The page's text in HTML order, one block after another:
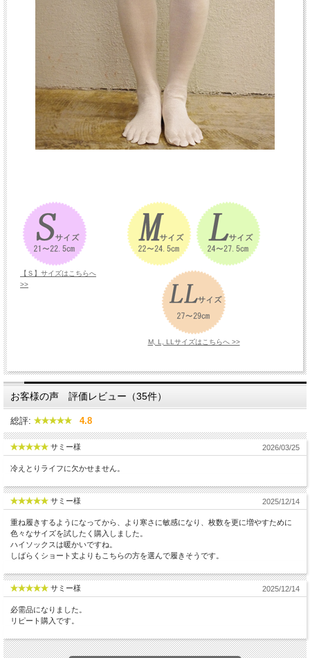
【Ｓ】サイズはこちらへ
>>
M, L, LLサイズはこちらへ >>
お客様の声 評価レビュー（35件）
総評: 4.8
サミー様 2026/03/25
冷えとりライフに欠かせません。
サミー様 2025/12/14
重ね履きするようになってから、より寒さに敏感になり、枚数を更に増やすために
色々なサイズを試したく購入しました。
ハイソックスは暖かいですね。
しばらくショート丈よりもこちらの方を選んで履きそうです。
サミー様 2025/12/14
必需品になりました。
リピート購入です。